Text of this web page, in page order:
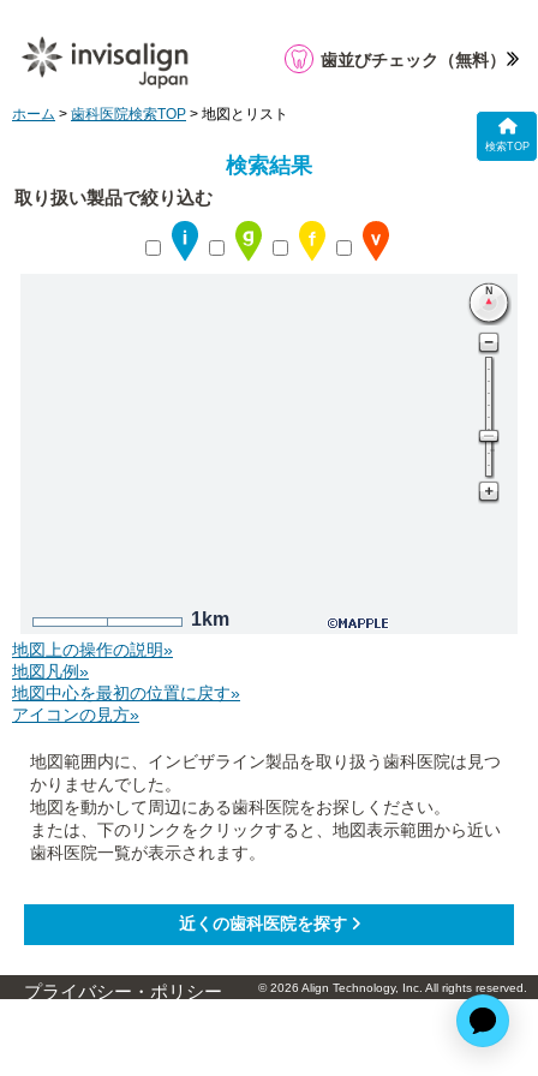
検索TOP
歯並びチェック （無料）
ホーム > 歯科医院検索TOP > 地図とリスト
検索結果
取り扱い製品で絞り込む
1km
地図上の操作の説明»
地図凡例»
地図中心を最初の位置に戻す»
アイコンの見方»
地図範囲内に、インビザライン製品を取り扱う歯科医院は見つ
かりませんでした。
地図を動かして周辺にある歯科医院をお探しください。
または、下のリンクをクリックすると、地図表示範囲から近い
歯科医院一覧が表示されます。
プライバシー・ポリシー © 2026 Align Technology, Inc. All rights reserved.